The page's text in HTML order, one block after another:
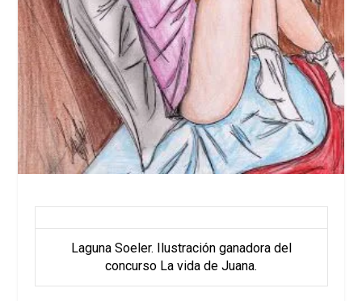
Laguna Soeler. Ilustración ganadora del
concurso La vida de Juana.